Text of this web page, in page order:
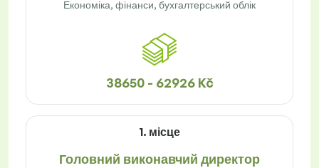
Економіка, фінанси, бухгалтерський облік
38650 - 62926 Kč
1. місце
Головний виконавчий директор